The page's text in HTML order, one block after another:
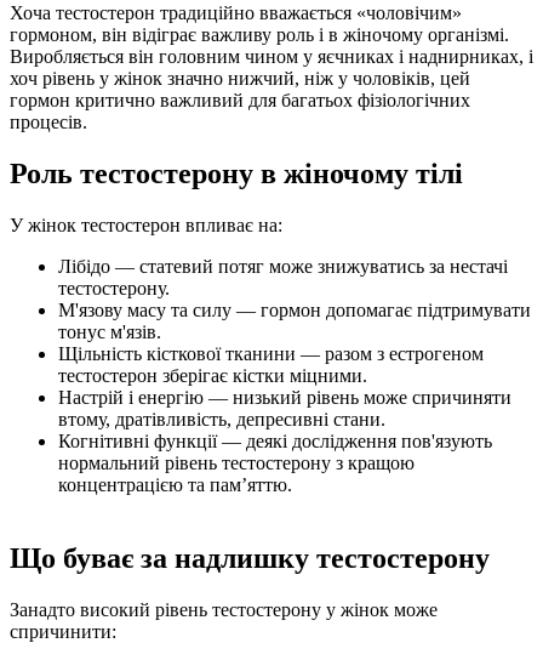
Хоча тестостерон традиційно вважається «чоловічим»
гормоном, він відіграє важливу роль і в жіночому організмі.
Виробляється він головним чином у яєчниках і наднирниках, і
хоч рівень у жінок значно нижчий, ніж у чоловіків, цей
гормон критично важливий для багатьох фізіологічних
процесів.
Роль тестостерону в жіночому тілі
У жінок тестостерон впливає на:
Лібідо — статевий потяг може знижуватись за нестачі
тестостерону.
М'язову масу та силу — гормон допомагає підтримувати
тонус м'язів.
Щільність кісткової тканини — разом з естрогеном
тестостерон зберігає кістки міцними.
Настрій і енергію — низький рівень може спричиняти
втому, дратівливість, депресивні стани.
Когнітивні функції — деякі дослідження пов'язують
нормальний рівень тестостерону з кращою
концентрацією та пам’яттю.
Що буває за надлишку тестостерону
Занадто високий рівень тестостерону у жінок може
спричинити: